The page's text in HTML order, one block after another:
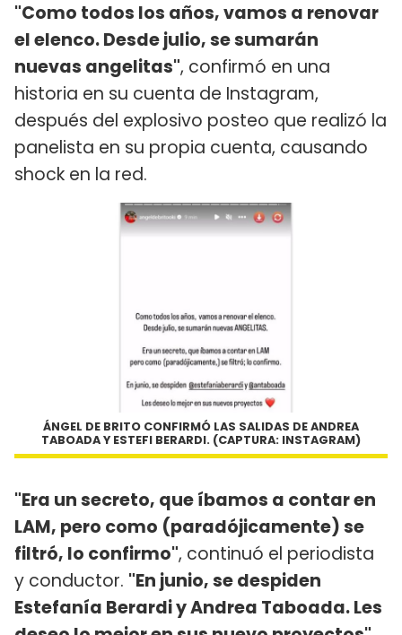
"Como todos los años, vamos a renovar
el elenco. Desde julio, se sumarán
nuevas angelitas", confirmó en una
historia en su cuenta de Instagram,
después del explosivo posteo que realizó la
panelista en su propia cuenta, causando
shock en la red.
ÁNGEL DE BRITO CONFIRMÓ LAS SALIDAS DE ANDREA
TABOADA Y ESTEFI BERARDI. (CAPTURA: INSTAGRAM)
"Era un secreto, que íbamos a contar en
LAM, pero como (paradójicamente) se
filtró, lo confirmo", continuó el periodista
y conductor. "En junio, se despiden
Estefanía Berardi y Andrea Taboada. Les